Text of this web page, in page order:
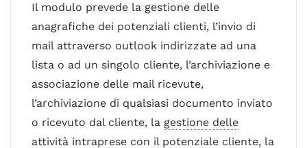
Il modulo prevede la gestione delle
anagrafiche dei potenziali clienti, l’invio di
mail attraverso outlook indirizzate ad una
lista o ad un singolo cliente, l’archiviazione e
associazione delle mail ricevute,
l’archiviazione di qualsiasi documento inviato
o ricevuto dal cliente, la gestione delle
attività intraprese con il potenziale cliente, la